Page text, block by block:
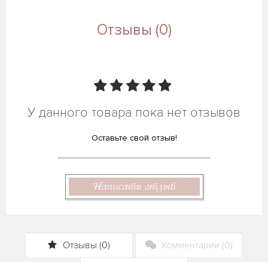
Отзывы (0)
У данного товара пока нет отзывов
Оставьте свой отзыв!
Написать отзыв
Отзывы (0) Комментарии (0)